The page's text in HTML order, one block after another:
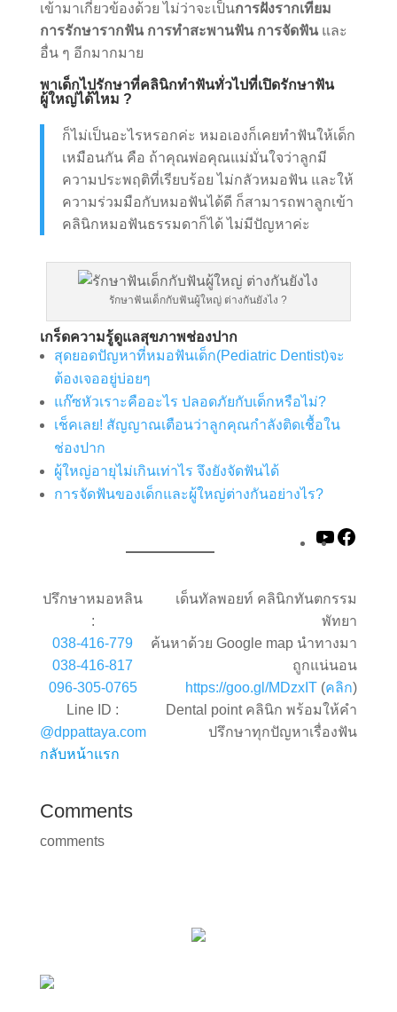
เข้ามาเกี่ยวข้องด้วย ไม่ว่าจะเป็นการฝังรากเทียม
การรักษารากฟัน การทำสะพานฟัน การจัดฟันและ
อื่น ๆ อีกมากมาย
พาเด็กไปรักษาที่คลินิกทำฟันทั่วไปที่เปิดรักษาฟัน
ผู้ใหญ่ได้ไหม ?
ก็ไม่เป็นอะไรหรอกค่ะ หมอเองก็เคยทำฟันให้เด็ก
เหมือนกัน คือ ถ้าคุณพ่อคุณแม่มั่นใจว่าลูกมี
ความประพฤติที่เรียบร้อย ไม่กลัวหมอฟัน และให้
ความร่วมมือกับหมอฟันได้ดี ก็สามารถพาลูกเข้า
คลินิกหมอฟันธรรมดาก็ได้ ไม่มีปัญหาค่ะ
รักษาฟันเด็กกับฟันผู้ใหญ่ ต่างกันยังไง ?
เกร็ดความรู้ดูแลสุขภาพช่องปาก
สุดยอดปัญหาที่หมอฟันเด็ก(Pediatric Dentist)จะ
ต้องเจออยู่บ่อยๆ
แก๊ซหัวเราะคืออะไร ปลอดภัยกับเด็กหรือไม่?
เช็คเลย! สัญญาณเตือนว่าลูกคุณกำลังติดเชื้อใน
ช่องปาก
ผู้ใหญ่อายุไม่เกินเท่าไร จึงยังจัดฟันได้
การจัดฟันของเด็กและผู้ใหญ่ต่างกันอย่างไร?
YouTube
ปรึกษาหมอหลิน
:
038-416-779
038-416-817
096-305-0765
Line ID :
@dppattaya.com
เด็นทัลพอยท์ คลินิกทันตกรรม
พัทยา
ค้นหาด้วย Google map นำทางมา
ถูกแน่นอน
https://goo.gl/MDzxIT (คลิก)
Dental point คลินิก พร้อมให้คำ
ปรึกษาทุกปัญหาเรื่องฟัน
กลับหน้าแรก
Comments
comments